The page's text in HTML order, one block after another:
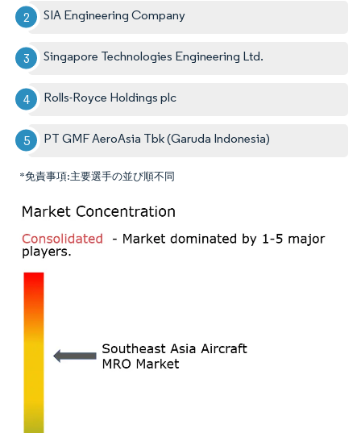
SIA Engineering Company​
Singapore Technologies Engineering Ltd.
Rolls-Royce Holdings plc
PT GMF AeroAsia Tbk (Garuda Indonesia)
*免責事項:主要選手の並び順不同